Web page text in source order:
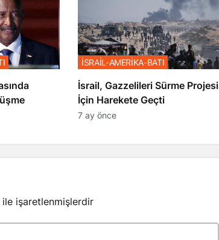
İsrail, Gazzelileri Sürme Projesi
İçin Harekete Geçti
İSRAİL-AMERİKA-BATI
7 ay önce
ile işaretlenmişlerdir